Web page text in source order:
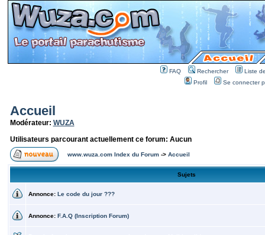
FAQ Rechercher
Liste
Profil
Se connecter
Accueil
Modérateur: WUZA
Utilisateurs parcourant actuellement ce forum: Aucun
www.wuza.com Index du Forum-> Accueil
Sujets
Annonce: Le code du jour ???
Annonce: F.A.Q (Inscription Forum)